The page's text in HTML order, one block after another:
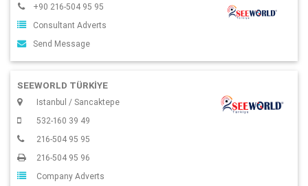
+90 216-504 95 95
Consultant Adverts
Send Message
SEEWORLD TÜRKİYE
Istanbul / Sancaktepe
532-160 39 49
216-504 95 95
216-504 95 96
Company Adverts